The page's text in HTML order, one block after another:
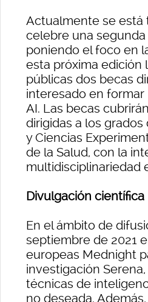
Actualmente se está
celebre una
poniendo el foco en
esta próxima edición
públicas dos becas
interesado en
AI. Las becas
dirigidas a los
y Ciencias
de la Salud, con la
multidisciplinariedad
Divulgación científica
En el ámbito de
septiembre de 2021
europeas Mednight
investigación
técnicas de
no deseada.